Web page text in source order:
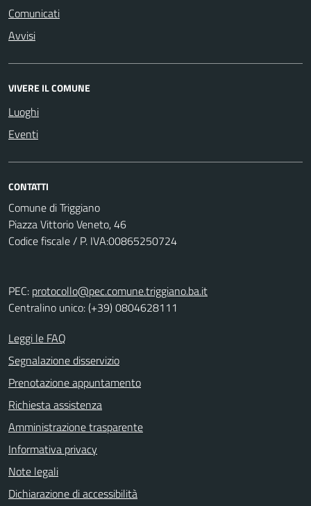
Comunicati
Avvisi
VIVERE IL COMUNE
Luoghi
Eventi
CONTATTI
Comune di Triggiano
Piazza Vittorio Veneto, 46
Codice fiscale / P. IVA:00865250724
PEC: protocollo@pec.comune.triggiano.ba.it
Centralino unico: (+39) 0804628111
Leggi le FAQ
Segnalazione disservizio
Prenotazione appuntamento
Richiesta assistenza
Amministrazione trasparente
Informativa privacy
Note legali
Dichiarazione di accessibilità